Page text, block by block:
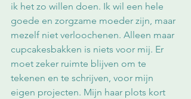
ik het zo willen doen. Ik wil een hele
goede en zorgzame moeder zijn, maar
mezelf niet verloochenen. Alleen maar
cupcakesbakken is niets voor mij. Er
moet zeker ruimte blijven om te
tekenen en te schrijven, voor mijn
eigen projecten. Mijn haar plots kort